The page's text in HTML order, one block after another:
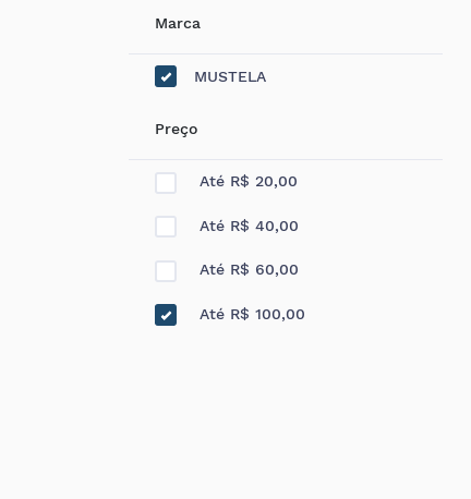
Marca
MUSTELA
Preço
Até R$ 20,00
Até R$ 40,00
Até R$ 60,00
Até R$ 100,00